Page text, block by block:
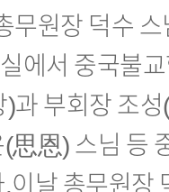
무원장 덕수
에서 중국불
과 부회장 조
思恩) 스님 등
이날 총무원장